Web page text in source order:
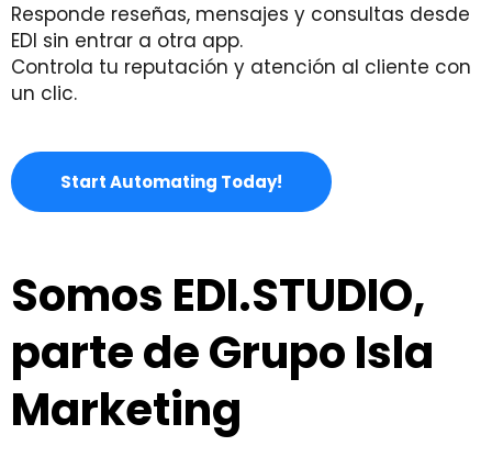
Responde reseñas, mensajes y consultas desde
EDI sin entrar a otra app.
Controla tu reputación y atención al cliente con
un clic.
Start Automating Today!
Somos EDI.STUDIO,
parte de Grupo Isla
Marketing